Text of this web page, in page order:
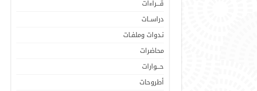
قـــراءات
دراســات
نـدوات وملفـات
محاضرات
حـــوارات
أطروحات